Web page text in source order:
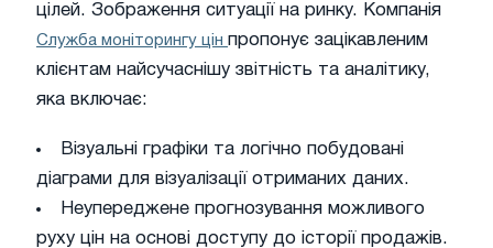
цілей. Зображення ситуації на ринку. Компанія
Служба моніторингу цін пропонує зацікавленим
клієнтам найсучаснішу звітність та аналітику,
яка включає:
Візуальні графіки та логічно побудовані
діаграми для візуалізації отриманих даних.
Неупереджене прогнозування можливого
руху цін на основі доступу до історії продажів.